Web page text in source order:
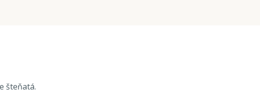
šteňatá.